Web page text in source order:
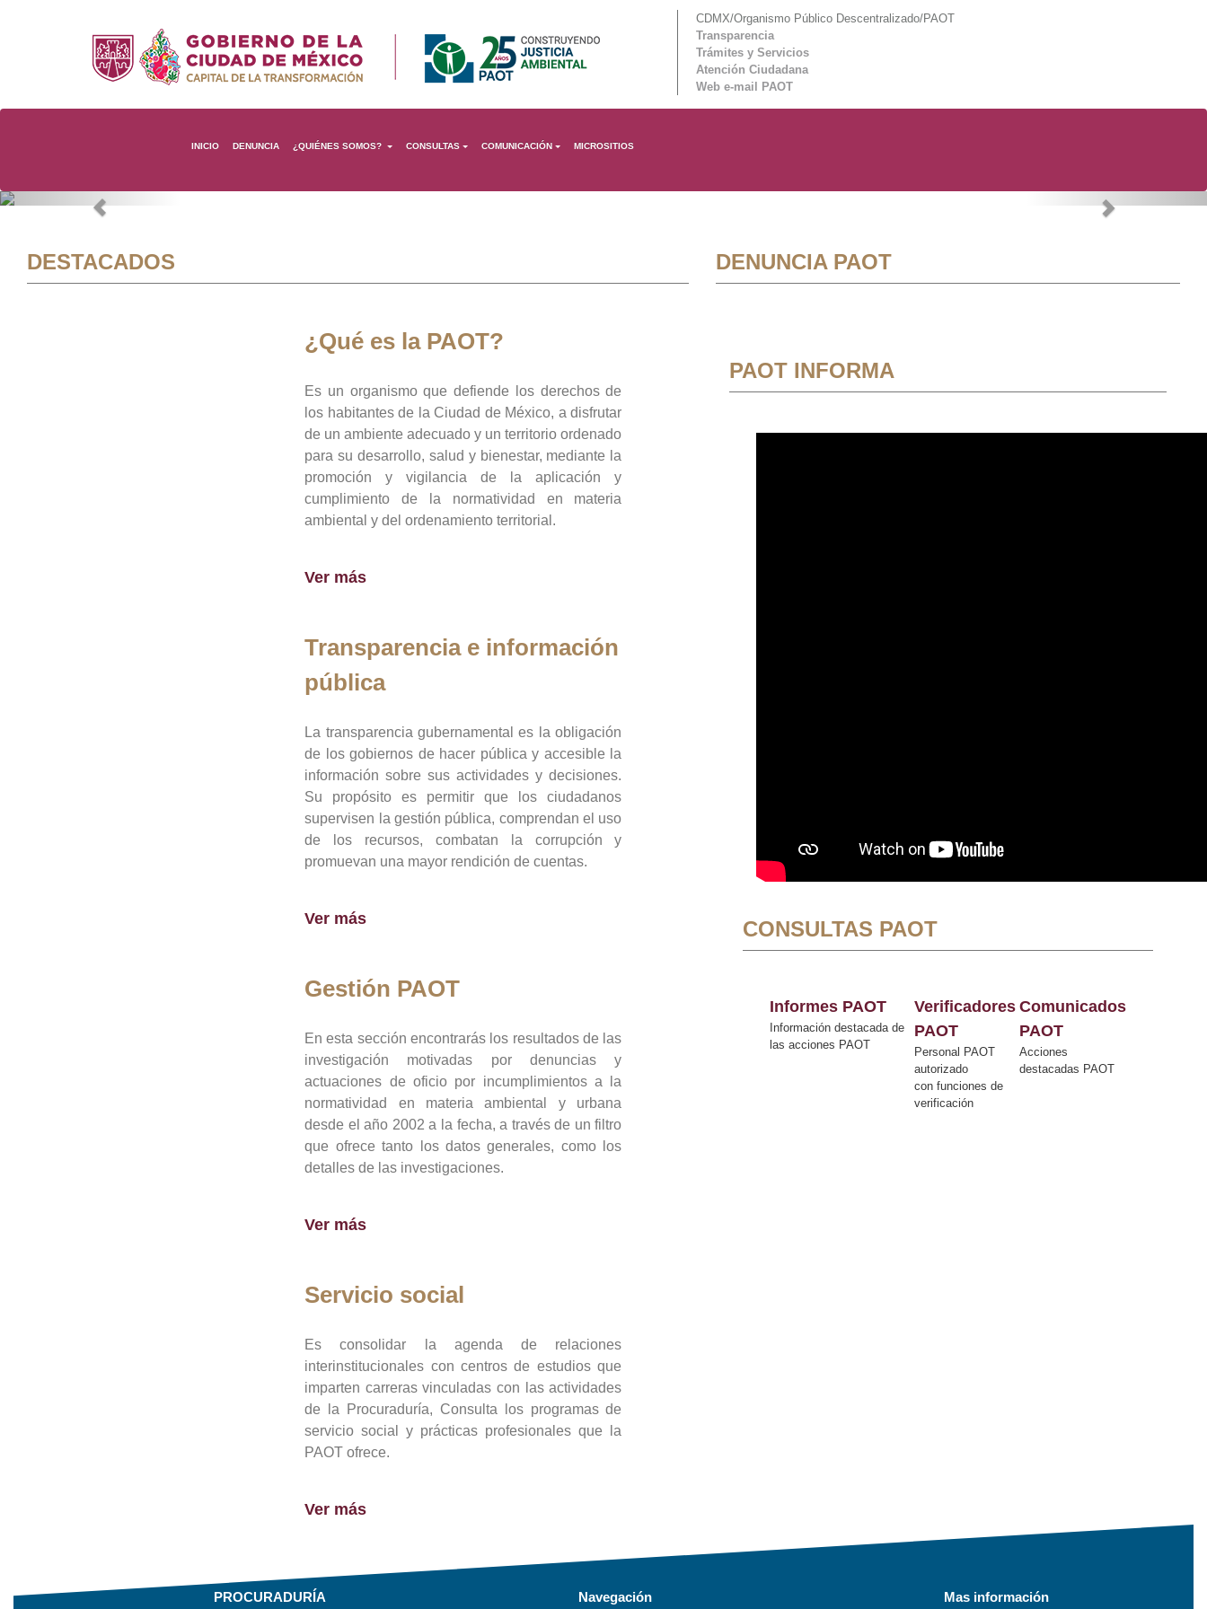
CDMX/Organismo Público Descentralizado/PAOT
Transparencia
Trámites y Servicios
Atención Ciudadana
Web e-mail PAOT
INICIO DENUNCIA ¿QUIÉNES SOMOS? CONSULTAS COMUNICACIÓN MICROSITIOS
Previous Next
DESTACADOS
¿Qué es la PAOT?
Es un organismo que defiende los derechos de
los habitantes de la Ciudad de México, a disfrutar
de un ambiente adecuado y un territorio ordenado
para su desarrollo, salud y bienestar, mediante la
promoción y vigilancia de la aplicación y
cumplimiento de la normatividad en materia
ambiental y del ordenamiento territorial.
Ver más
Transparencia e información
pública
La transparencia gubernamental es la obligación
de los gobiernos de hacer pública y accesible la
información sobre sus actividades y decisiones.
Su propósito es permitir que los ciudadanos
supervisen la gestión pública, comprendan el uso
de los recursos, combatan la corrupción y
promuevan una mayor rendición de cuentas.
Ver más
Gestión PAOT
En esta sección encontrarás los resultados de las
investigación motivadas por denuncias y
actuaciones de oficio por incumplimientos a la
normatividad en materia ambiental y urbana
desde el año 2002 a la fecha, a través de un filtro
que ofrece tanto los datos generales, como los
detalles de las investigaciones.
Ver más
Servicio social
Es consolidar la agenda de relaciones
interinstitucionales con centros de estudios que
imparten carreras vinculadas con las actividades
de la Procuraduría, Consulta los programas de
servicio social y prácticas profesionales que la
PAOT ofrece.
Ver más
DENUNCIA PAOT
PAOT INFORMA
CONSULTAS PAOT
Informes PAOT
Información destacada de
las acciones PAOT
Verificadores
PAOT
Personal PAOT
autorizado
con funciones de
verificación
Comunicados
PAOT
Acciones
destacadas PAOT
PROCURADURÍA Navegación Mas información